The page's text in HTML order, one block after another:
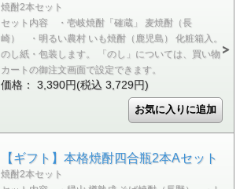
焼酎2本セット
セット内容 ・壱岐焼酎「確蔵」 麦焼酎（長
崎） ・明るい農村 いも焼酎（鹿児島） 化粧箱入。
のし紙・包装します。 「のし」については、買い物
カートの御注文画面で設定できます。
価格： 3,390円(税込 3,729円)
【ギフト】本格焼酎四合瓶2本Aセット
焼酎2本セット